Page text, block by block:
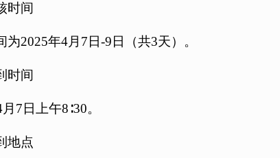
时间
为2025年4月7日-9日（共3天）。
时间
7日上午8∶30。
地点